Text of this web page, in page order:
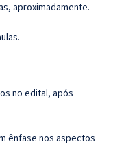
aproximadamente.
no edital, após
ênfase nos aspectos